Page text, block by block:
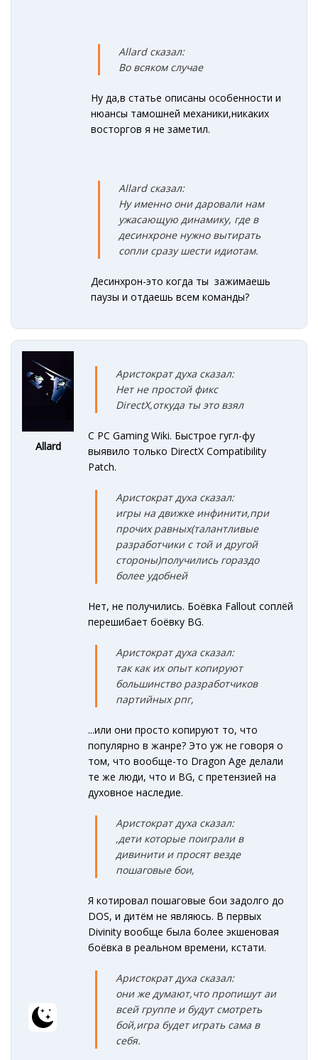
Allard сказал:
Во всяком случае
Ну да,в статье описаны особенности и
нюансы тамошней механики,никаких
восторгов я не заметил.
Allard сказал:
Ну именно они даровали нам
ужасающую динамику, где в
десинхроне нужно вытирать
сопли сразу шести идиотам.
Десинхрон-это когда ты зажимаешь
паузы и отдаешь всем команды?
Allard
Аристократ духа сказал:
Нет не простой фикс
DirectX,откуда ты это взял
C PC Gaming Wiki. Быстрое гугл-фу
выявило только DirectX Compatibility
Patch.
Аристократ духа сказал:
игры на движке инфинити,при
прочих равных(талантливые
разработчики с той и другой
стороны)получились гораздо
более удобней
Нет, не получились. Боёвка Fallout соплёй
перешибает боёвку BG.
Аристократ духа сказал:
так как их опыт копируют
большинство разработчиков
партийных рпг,
...или они просто копируют то, что
популярно в жанре? Это уж не говоря о
том, что вообще-то Dragon Age делали
те же люди, что и BG, с претензией на
духовное наследие.
Аристократ духа сказал:
,дети которые поиграли в
дивинити и просят везде
пошаговые бои,
Я котировал пошаговые бои задолго до
DOS, и дитём не являюсь. В первых
Divinity вообще была более экшеновая
боёвка в реальном времени, кстати.
Аристократ духа сказал:
они же думают,что пропишут аи
всей группе и будут смотреть
бой,игра будет играть сама в
себя.